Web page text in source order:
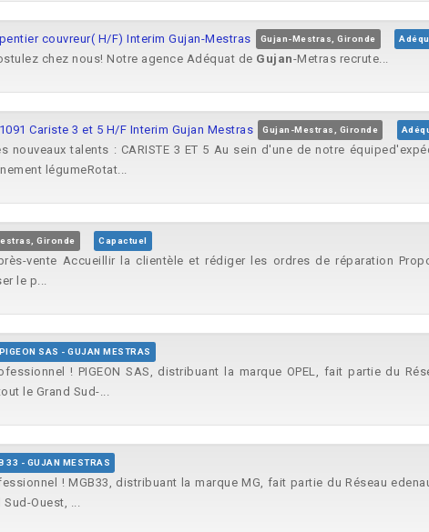
couvreur( H/F) Interim Gujan-Mestras Gujan-Mestras, Gironde
chez nous! Notre agence Adéquat de Gujan-Metras recrute...
Cariste 3 et 5 H/F Interim Gujan Mestras Gujan-Mestras, Gironde
nouveaux talents : CARISTE 3 ET 5 Au sein d'une de notre
légumeRotat...
Gironde Capactuel
vente Accueillir la clientèle et rédiger les ordres de réparation
le p...
PIGEON SAS - GUJAN MESTRAS
! PIGEON SAS, distribuant la marque OPEL, fait partie du
le Grand Sud-...
33 - GUJAN MESTRAS
! MGB33, distribuant la marque MG, fait partie du Réseau
Ouest, ...